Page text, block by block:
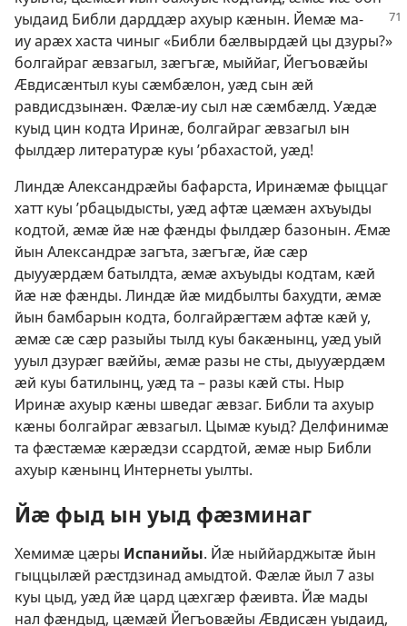
уыдаид Библи дарддӕр ахуыр кӕнын. Йемӕ ма-
иу арӕх хаста чиныг «Библи бӕлвырдӕй цы дзуры?»
болгайраг ӕвзагыл, зӕгъгӕ, мыййаг, Йегъовӕйы
Ӕвдисӕнтыл куы сӕмбӕлон, уӕд сын ӕй
равдисдзынӕн. Фӕлӕ-иу сыл нӕ сӕмбӕлд. Уӕдӕ
куыд цин кодта Иринӕ, болгайраг ӕвзагыл ын
фылдӕр литературӕ куы ’рбахастой, уӕд!
Линдӕ Александрӕйы бафарста, Иринӕмӕ фыццаг
хатт куы ’рбацыдысты, уӕд афтӕ цӕмӕн ахъуыды
кодтой, ӕмӕ йӕ нӕ фӕнды фылдӕр базонын. Ӕмӕ
йын Александрӕ загъта, зӕгъгӕ, йӕ сӕр
дыууӕрдӕм батылдта, ӕмӕ ахъуыды кодтам, кӕй
йӕ нӕ фӕнды. Линдӕ йӕ мидбылты бахудти, ӕмӕ
йын бамбарын кодта, болгайрӕгтӕм афтӕ кӕй у,
ӕмӕ сӕ сӕр разыйы тылд куы бакӕнынц, уӕд уый
ууыл дзурӕг вӕййы, ӕмӕ разы не сты, дыууӕрдӕм
ӕй куы батилынц, уӕд та – разы кӕй сты. Ныр
Иринӕ ахуыр кӕны шведаг ӕвзаг. Библи та ахуыр
кӕны болгайраг ӕвзагыл. Цымӕ куыд? Делфинимӕ
та фӕстӕмӕ кӕрӕдзи ссардтой, ӕмӕ ныр Библи
ахуыр кӕнынц Интернеты уылты.
Йӕ фыд ын уыд фӕзминаг
Хемимӕ цӕры Испанийы. Йӕ ныййарджытӕ йын
гыццылӕй рӕстдзинад амыдтой. Фӕлӕ йыл 7 азы
куы цыд, уӕд йӕ цард цӕхгӕр фӕивта. Йӕ мады
нал фӕндыд, цӕмӕй Йегъовӕйы Ӕвдисӕн уыдаид,